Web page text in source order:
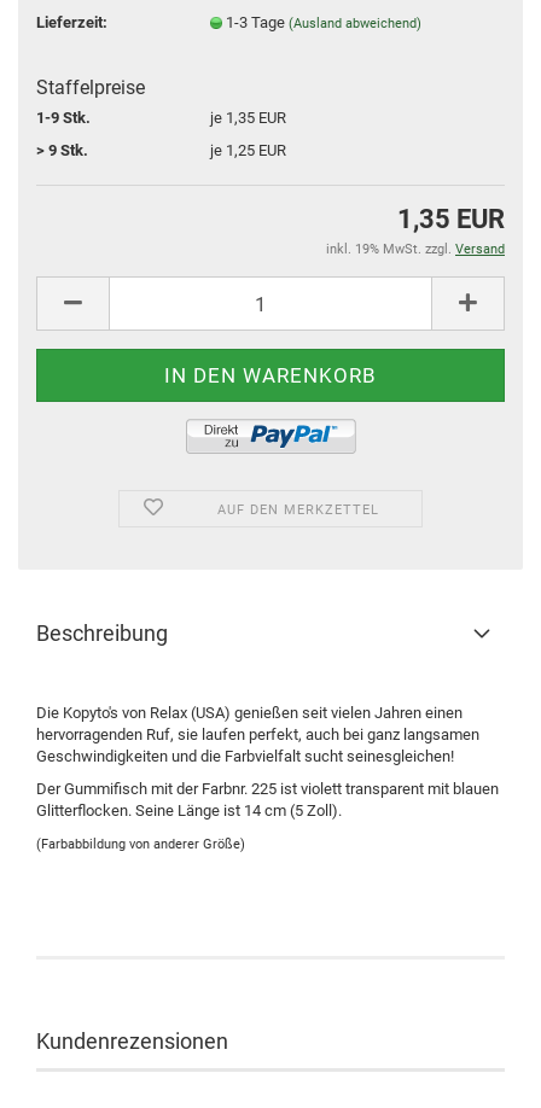
Lieferzeit:
1-3 Tage(Ausland abweichend)
Staffelpreise
1-9 Stk.
je 1,35 EUR
> 9 Stk.
je 1,25 EUR
1,35 EUR
inkl. 19% MwSt. zzgl. Versand
AUF DEN MERKZETTEL
Beschreibung
Die Kopyto's von Relax (USA) genießen seit vielen Jahren einen
hervorragenden Ruf, sie laufen perfekt, auch bei ganz langsamen
Geschwindigkeiten und die Farbvielfalt sucht seinesgleichen!
Der Gummifisch mit der Farbnr. 225 ist violett transparent mit blauen
Glitterflocken. Seine Länge ist 14 cm (5 Zoll).
(Farbabbildung von anderer Größe)
Kundenrezensionen